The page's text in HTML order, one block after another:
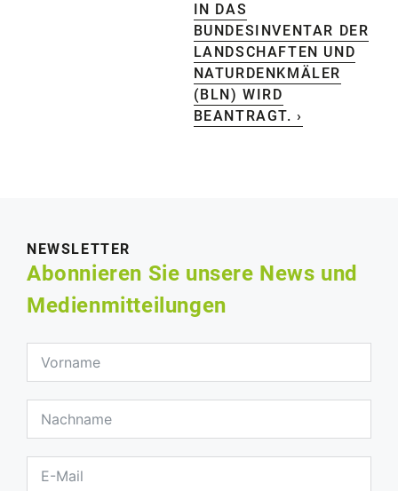
IN DAS
BUNDESINVENTAR DER
LANDSCHAFTEN UND
NATURDENKMÄLER
(BLN) WIRD
BEANTRAGT. ›
NEWSLETTER
Abonnieren Sie unsere News und
Medienmitteilungen